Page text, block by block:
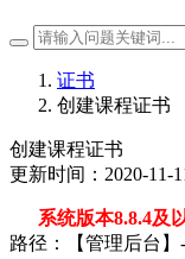
证书
创建课程证书
创建课程证书
更新时间：2020-11-
系统版本8.8.4及
路径：【管理后台】